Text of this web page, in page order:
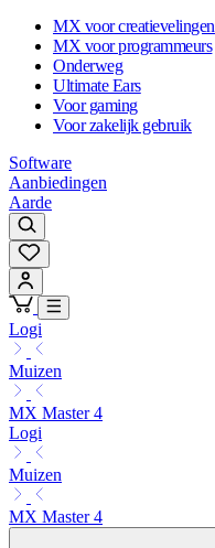
MX voor creatievelingen
MX voor programmeurs
Onderweg
Ultimate Ears
Voor gaming
Voor zakelijk gebruik
Software
Aanbiedingen
Aarde
Logi
Muizen
MX Master 4
Logi
Muizen
MX Master 4